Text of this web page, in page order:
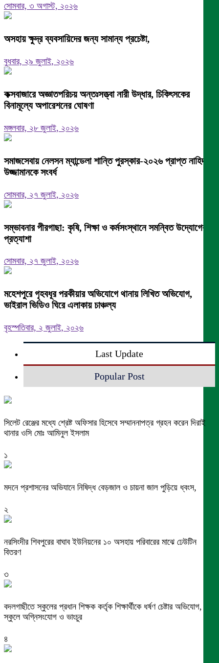
সোমবার, ৩ অগাস্ট, ২০২৬
অসহায় ক্ষুদ্র ব্যবসায়িদের জন্য সামান্য প্রচেষ্টা,
বুধবার, ২৯ জুলাই, ২০২৬
কক্সবাজারে অজ্ঞাতপরিচয় অন্তঃসত্ত্বা নারী উদ্ধার, চিকিৎসকের
বিনামূল্যে অপারেশনের ঘোষণা
মঙ্গলবার, ২৮ জুলাই, ২০২৬
সমাজসেবায় নেলসন ম্যান্ডেলা শান্তি পুরস্কার-২০২৬ প্রাপ্ত নাহিদ
উজ্জামানকে সংবর্ধ
সোমবার, ২৭ জুলাই, ২০২৬
সম্ভাবনার পীরগাছা: কৃষি, শিক্ষা ও কর্মসংস্থানে সমন্বিত উদ্যোগের
প্রত্যাশা
সোমবার, ২৭ জুলাই, ২০২৬
মহেশপুরে গৃহবধূর পরকীয়ার অভিযোগে থানায় লিখিত অভিযোগ,
ভাইরাল ভিডিও ঘিরে এলাকায় চাঞ্চল্য
বৃহস্পতিবার, ২ জুলাই, ২০২৬
Last Update
Popular Post
সিলেট রেঞ্জের মধ্যে শ্রেষ্ট অফিসার হিসেবে সম্মাননাপত্র গ্রহন করেন দিরাই
থানার ওসি মোঃ আমিনুল ইসলাম
১
মদনে প্রশাসনের অভিযানে নিষিদ্ধ বেড়জাল ও চায়না জাল পুড়িয়ে ধ্বংস,
২
নরসিংদীর শিবপুরের বাঘাব ইউনিয়নের ১০ অসহায় পরিবারের মাঝে ঢেউটিন
বিতরণ
৩
বদলগাছীতে স্কুলের প্রধান শিক্ষক কর্তৃক শিক্ষার্থীকে ধর্ষণ চেষ্টার অভিযোগ,
স্কুলে অগ্নিসংযোগ ও ভাংচুর
৪